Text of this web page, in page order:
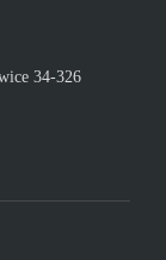
34-326